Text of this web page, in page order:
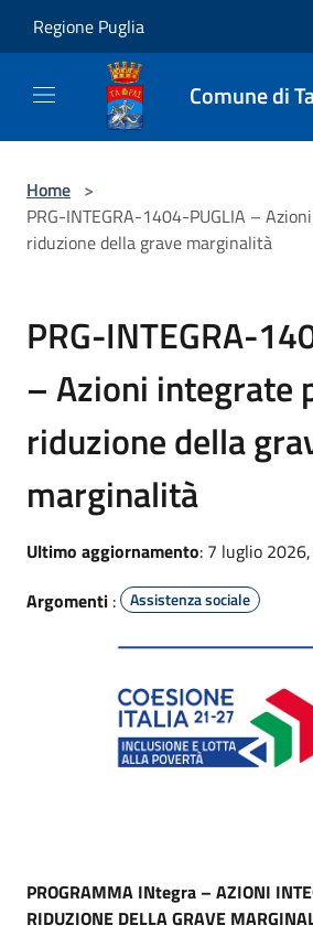
Regione Puglia
Comune di
Home >
PRG-INTEGRA-1404-PUGLIA –
riduzione della grave marginalità
PRG-INTEGRA-
– Azioni integrate
riduzione della
marginalità
Ultimo aggiornamento: 7 luglio
Argomenti : Assistenza sociale
PROGRAMMA INtegra – AZIONI
RIDUZIONE DELLA GRAVE